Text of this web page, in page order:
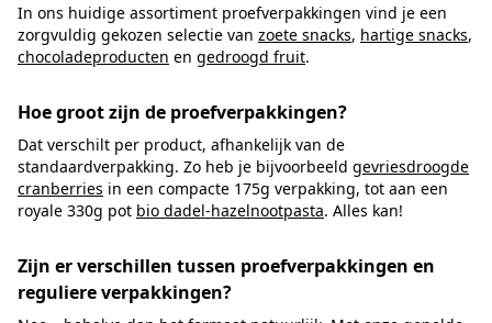
In ons huidige assortiment proefverpakkingen vind je een
zorgvuldig gekozen selectie van zoete snacks, hartige snacks,
chocoladeproducten en gedroogd fruit.
Hoe groot zijn de proefverpakkingen?
Dat verschilt per product, afhankelijk van de
standaardverpakking. Zo heb je bijvoorbeeld gevriesdroogde
cranberries in een compacte 175g verpakking, tot aan een
royale 330g pot bio dadel-hazelnootpasta. Alles kan!
Zijn er verschillen tussen proefverpakkingen en
reguliere verpakkingen?